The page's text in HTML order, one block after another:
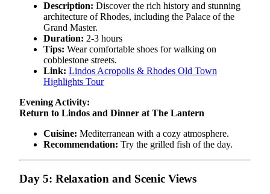
Description: Discover the rich history and stunning
architecture of Rhodes, including the Palace of the
Grand Master.
Duration: 2-3 hours
Tips: Wear comfortable shoes for walking on
cobblestone streets.
Link: Lindos Acropolis & Rhodes Old Town
Highlights Tour
Evening Activity:
Return to Lindos and Dinner at The Lantern
Cuisine: Mediterranean with a cozy atmosphere.
Recommendation: Try the grilled fish of the day.
Day 5: Relaxation and Scenic Views